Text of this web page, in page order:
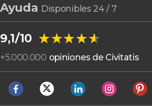
Ayuda Disponibles 24 / 7
9,1/10 ★★★★★
★★★★★
+5.000.000 opiniones de Civitatis